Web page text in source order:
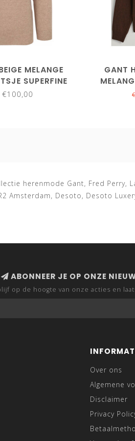
3XL
MELANGE
SUPERFINE
€100,00
GANT
herenmode Gant, Fred Perry,
Amsterdam, Desoto, Desoto
ABONNEER JE OP ONZE
op de hoogte van onze acties en
Over ons
Algemene
Disclaimer
Privacy